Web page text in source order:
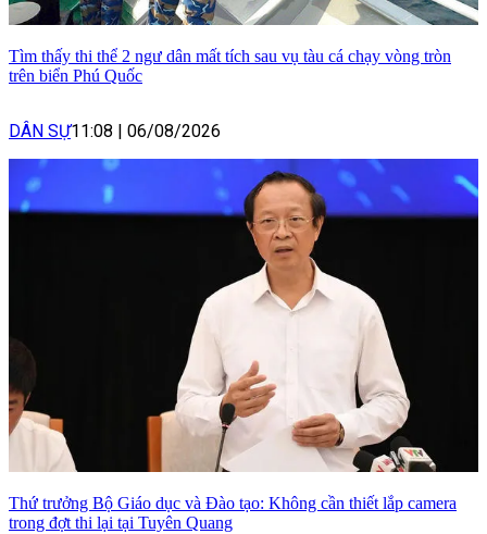
Tìm thấy thi thể 2 ngư dân mất tích sau vụ tàu cá chạy vòng tròn
trên biển Phú Quốc
DÂN SỰ11:08 06/08/2026
Thứ trưởng Bộ Giáo dục và Đào tạo: Không cần thiết lắp camera
trong đợt thi lại tại Tuyên Quang